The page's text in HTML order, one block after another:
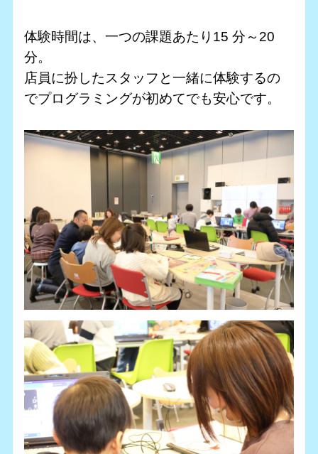
体験時間は、一つの課題あたり15 分～20
分。
店員に扮したスタッフと一緒に体験するの
でプログラミングが初めてでも安心です。